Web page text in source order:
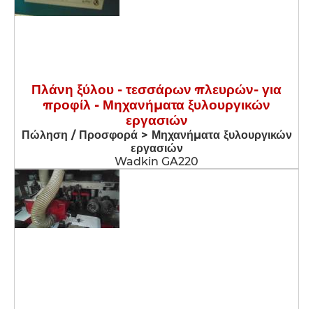
Πλάνη ξύλου - τεσσάρων πλευρών- για
προφίλ - Μηχανήματα ξυλουργικών
εργασιών
Πώληση / Προσφορά > Μηχανήματα ξυλουργικών
εργασιών
Wadkin GA220